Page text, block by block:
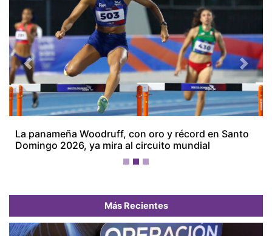
La panameña Woodruff, con oro y récord en Santo
Domingo 2026, ya mira al circuito mundial
Previous Next
Más Recientes